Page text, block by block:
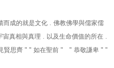
成的就是文化 . 佛教佛學與儒家儒
真相與真理 . 以及生命價值的所在 .
賢思齊 " " 如在聖前 " " 恭敬謙卑 " "